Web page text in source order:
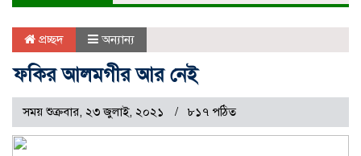
প্রচ্ছদ অন্যান্য
ফকির আলমগীর আর নেই
সময় শুক্রবার, ২৩ জুলাই, ২০২১ ৮১৭ পঠিত